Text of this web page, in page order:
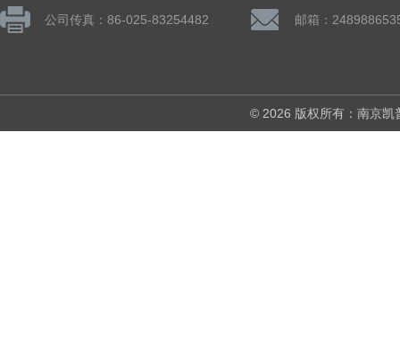
公司传真：86-025-83254482 邮箱：
© 2026 版权所有：南京